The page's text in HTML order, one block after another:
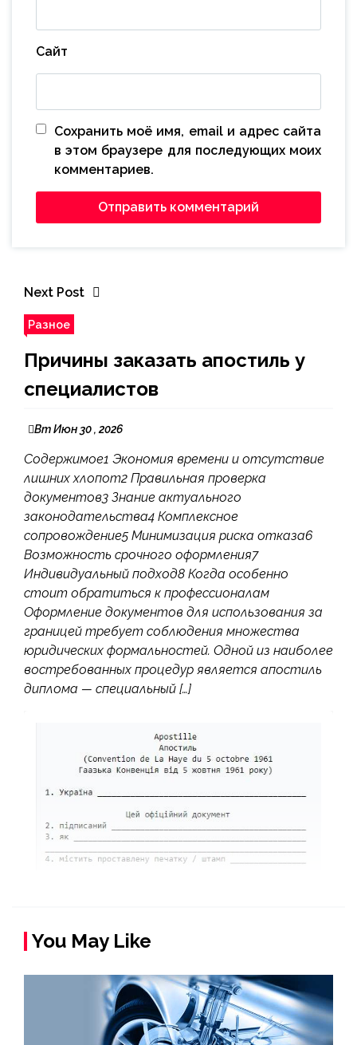
Сайт
Сохранить моё имя, email и адрес сайта
в этом браузере для последующих моих
комментариев.
Next Post
Разное
Причины заказать апостиль у
специалистов
Вт Июн 30 , 2026
Содержимое1 Экономия времени и отсутствие
лишних хлопот2 Правильная проверка
документов3 Знание актуального
законодательства4 Комплексное
сопровождение5 Минимизация риска отказа6
Возможность срочного оформления7
Индивидуальный подход8 Когда особенно
стоит обратиться к профессионалам
Оформление документов для использования за
границей требует соблюдения множества
юридических формальностей. Одной из наиболее
востребованных процедур является апостиль
диплома — специальный […]
You May Like